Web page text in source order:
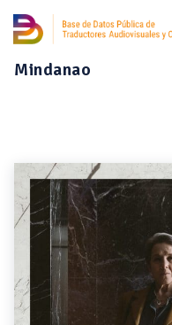
Mindanao